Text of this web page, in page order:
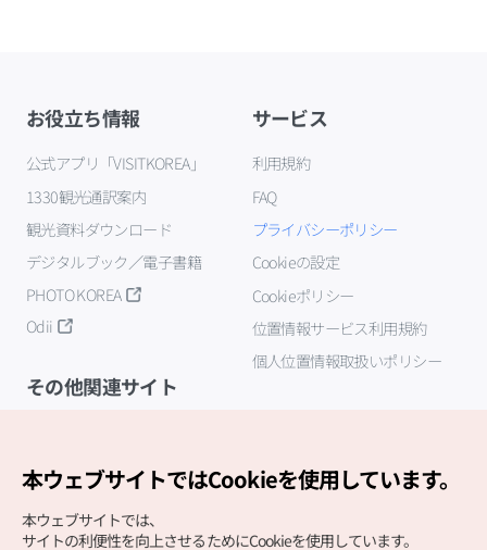
お役立ち情報
公式アプリ「VISITKOREA」
1330観光通訳案内
観光資料ダウンロード
デジタルブック／電子書籍
PHOTO KOREA
Odii
サービス
利用規約
FAQ
プライバシーポリシー
Cookieの設定
Cookieポリシー
位置情報サービス利用規約
個人位置情報取扱いポリシー
その他関連サイト
本ウェブサイトではCookieを使用しています。
本ウェブサイトでは、
サイトの利便性を向上させるためにCookieを使用しています。